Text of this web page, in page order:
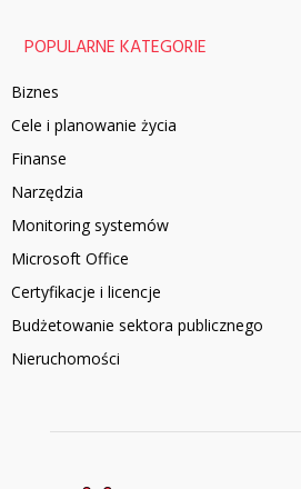
POPULARNE KATEGORIE
Biznes
Cele i planowanie życia
Finanse
Narzędzia
Monitoring systemów
Microsoft Office
Certyfikacje i licencje
Budżetowanie sektora publicznego
Nieruchomości